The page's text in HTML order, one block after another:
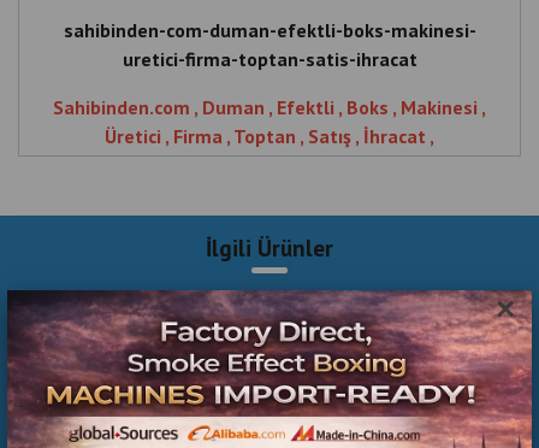
×
sahibinden-com-duman-efektli-boks-makinesi-
uretici-firma-toptan-satis-ihracat
Sahibinden.com , Duman , Efektli , Boks , Makinesi ,
Üretici , Firma , Toptan , Satış , İhracat ,
Sahibinden.com Boks Makinesi
İlgili Ürünler